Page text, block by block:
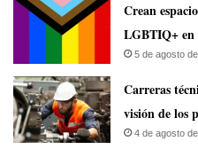
Crean
LGBTIQ+ en
5 de agosto
Carreras
visión de los
4 de agosto